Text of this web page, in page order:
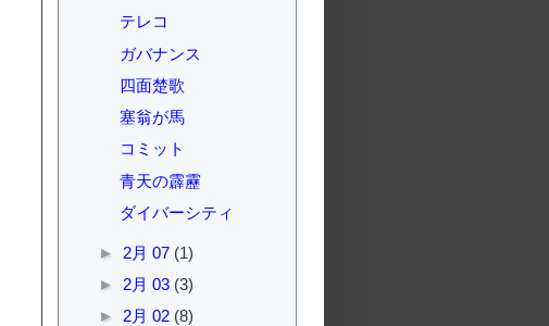
テレコ
ガバナンス
四面楚歌
塞翁が馬
コミット
青天の霹靂
ダイバーシティ
► 2月 07 (1)
► 2月 03 (3)
► 2月 02 (8)